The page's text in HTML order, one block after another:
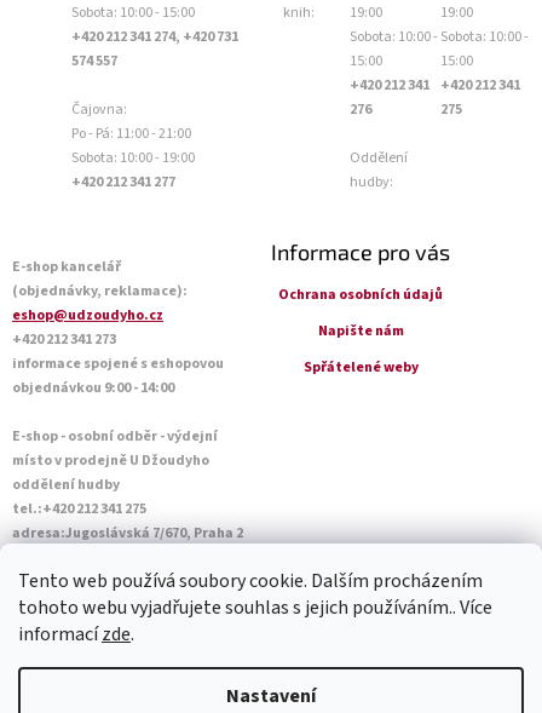
Tento web používá soubory cookie. Dalším procházením
tohoto webu vyjadřujete souhlas s jejich používáním.. Více
informacízde.
Nastavení
Sobota: 10:00 - 15:00
+420 212 341 274, +420 731
574 557
Čajovna:
Po - Pá: 11:00 - 21:00
Sobota: 10:00 - 19:00
+420 212 341 277
knih:
19:00
Sobota: 10:00 -
15:00
+420 212 341
276
Oddělení
hudby:
19:00
Sobota: 10:00 -
15:00
+420 212 341
275
E-shop kancelář
(objednávky, reklamace):
eshop@udzoudyho.cz
+420 212 341 273
informace spojené s eshopovou
objednávkou 9:00 - 14:00
E-shop - osobní odběr - výdejní
místo v prodejně U Džoudyho
oddělení hudby
tel.:+420 212 341 275
adresa:Jugoslávská 7/670, Praha 2
Sobota: 10:00 - 14:45
Informace pro vás
Ochrana osobních údajů
Napište nám
Spřátelené weby